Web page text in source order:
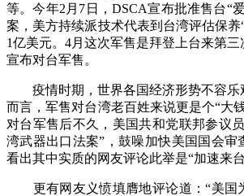
等。今年2月7日，DSCA宣布批准售台“
案，美方持续派技术代表到台湾评估保养
1亿美元。4月这次军售是拜登上台来第
宣布对台军售。
疫情时期，世界各国经济形势不容乐
而言，军售对台湾老百姓来说更是个“大
对台军售后不久，美国共和党联邦参议
湾武器出口法案”，鼓噪加快美国国会审
看出其中实质的网友评论此举是“加速来台
更有网友义愤填膺地评论道：“美国